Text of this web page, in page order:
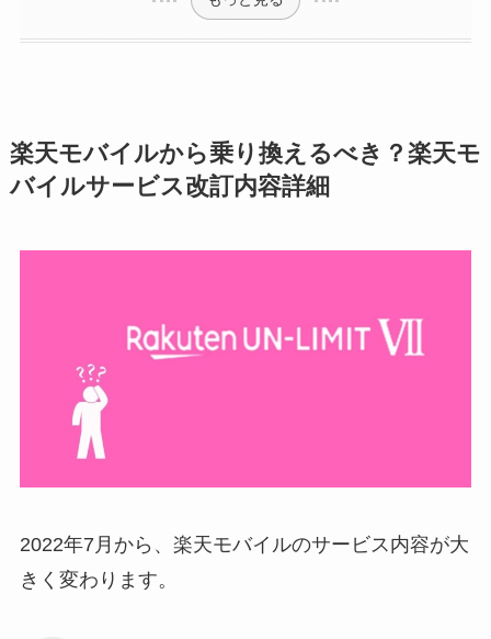
楽天モバイルから乗り換えるべき？楽天モ
バイルサービス改訂内容詳細
2022年7月から、楽天モバイルのサービス内容が大
きく変わります。